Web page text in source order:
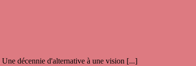
décennie d'alternative à une vision [...]